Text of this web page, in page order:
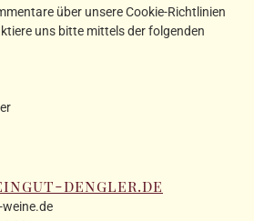
über unsere Cookie-Richtlinien
uns bitte mittels der folgenden
dengler.de